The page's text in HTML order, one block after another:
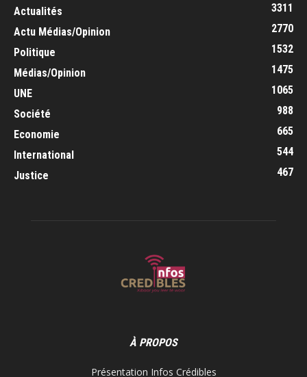
Actualités
3311
Actu Médias/Opinion
2770
Politique
1532
Médias/Opinion
1475
UNE
1065
Société
988
Economie
665
International
544
Justice
467
À PROPOS
Présentation Infos Crédibles